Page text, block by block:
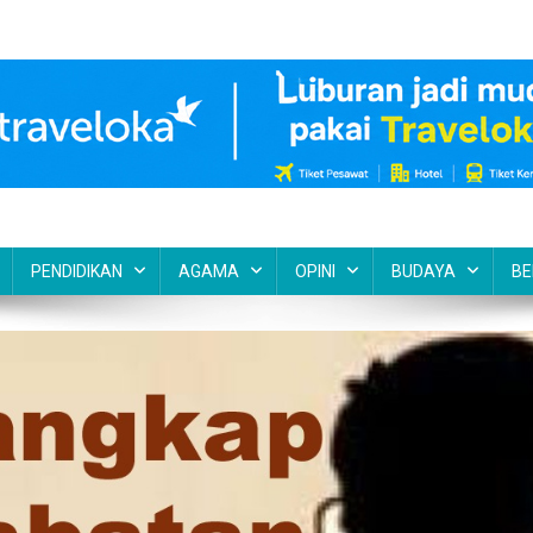
PENDIDIKAN AGAMA OPINI BUDAYA